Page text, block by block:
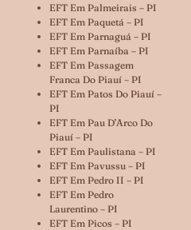
EFT Em Palmeirais – PI
EFT Em Paquetá – PI
EFT Em Parnaguá – PI
EFT Em Parnaíba – PI
EFT Em Passagem
Franca Do Piauí – PI
EFT Em Patos Do Piauí –
PI
EFT Em Pau D’Arco Do
Piauí – PI
EFT Em Paulistana – PI
EFT Em Pavussu – PI
EFT Em Pedro II – PI
EFT Em Pedro
Laurentino – PI
EFT Em Picos – PI